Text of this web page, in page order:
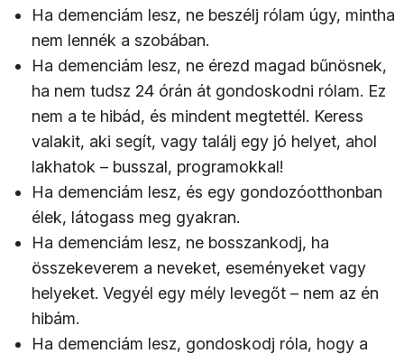
Ha demenciám lesz, ne beszélj rólam úgy, mintha
nem lennék a szobában.
Ha demenciám lesz, ne érezd magad bűnösnek,
ha nem tudsz 24 órán át gondoskodni rólam. Ez
nem a te hibád, és mindent megtettél. Keress
valakit, aki segít, vagy találj egy jó helyet, ahol
lakhatok – busszal, programokkal!
Ha demenciám lesz, és egy gondozóotthonban
élek, látogass meg gyakran.
Ha demenciám lesz, ne bosszankodj, ha
összekeverem a neveket, eseményeket vagy
helyeket. Vegyél egy mély levegőt – nem az én
hibám.
Ha demenciám lesz, gondoskodj róla, hogy a